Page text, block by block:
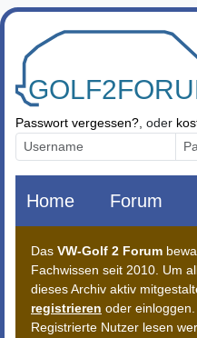
Zum Inhalt springen
Passwort vergessen? , oder
Home Forum
Das VW-Golf 2 Forum
Fachwissen seit 2010. Um
dieses Archiv aktiv
registrieren oder einloggen.
Registrierte Nutzer lesen